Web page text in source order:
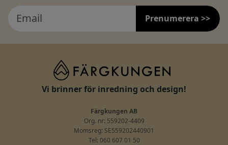
Prenumerera >>
Vi brinner för inredning och design!
Färgkungen AB
Org. nr: 559202-4409
Momsreg: SE559202440901
Tel: 060 607 01 50